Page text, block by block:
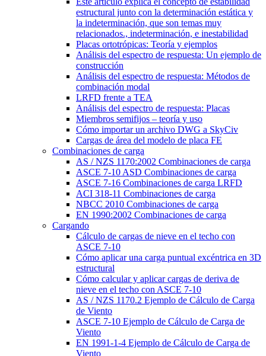
estructural junto con la determinación estática y
la indeterminación, que son temas muy
relacionados., indeterminación, e inestabilidad
Placas ortotrópicas: Teoría y ejemplos
Análisis del espectro de respuesta: Un ejemplo de
construcción
Análisis del espectro de respuesta: Métodos de
combinación modal
LRFD frente a TEA
Análisis del espectro de respuesta: Placas
Miembros semifijos – teoría y uso
Cómo importar un archivo DWG a SkyCiv
Cargas de área del modelo de placa FE
Combinaciones de carga
AS / NZS 1170:2002 Combinaciones de carga
ASCE 7-10 ASD Combinaciones de carga
ASCE 7-16 Combinaciones de carga LRFD
ACI 318-11 Combinaciones de carga
NBCC 2010 Combinaciones de carga
EN 1990:2002 Combinaciones de carga
Cargando
Cálculo de cargas de nieve en el techo con
ASCE 7-10
Cómo aplicar una carga puntual excéntrica en 3D
estructural
Cómo calcular y aplicar cargas de deriva de
nieve en el techo con ASCE 7-10
AS / NZS 1170.2 Ejemplo de Cálculo de Carga
de Viento
ASCE 7-10 Ejemplo de Cálculo de Carga de
Viento
EN 1991-1-4 Ejemplo de Cálculo de Carga de
Viento